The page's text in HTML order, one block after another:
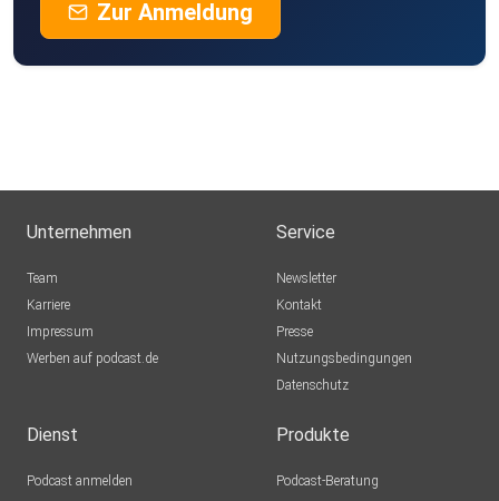
Zur Anmeldung
Unternehmen
Team
Karriere
Impressum
Werben auf podcast.de
Service
Newsletter
Kontakt
Presse
Nutzungsbedingungen
Datenschutz
Dienst
Podcast anmelden
Produkte
Podcast-Beratung